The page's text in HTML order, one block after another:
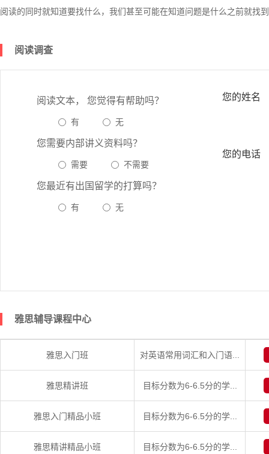
阅读的同时就知道要找什么，我们甚至可能在知道问题是什么之前就找
阅读调查
阅读文本， 您觉得有帮助吗？
有 无
您需要内部讲义资料吗？
需要 不需要
您最近有出国留学的打算吗？
有 无
您的姓名
您的电话
雅思辅导课程中心
雅思入门班 对英语常用词汇和入门语...
雅思精讲班 目标分数为6-6.5分的学...
雅思入门精品小班 目标分数为6-6.5分的学...
雅思精讲精品小班 目标分数为6-6.5分的学...